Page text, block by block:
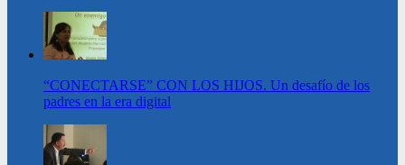
“CONECTARSE” CON LOS HIJOS. Un desafío de los
padres en la era digital